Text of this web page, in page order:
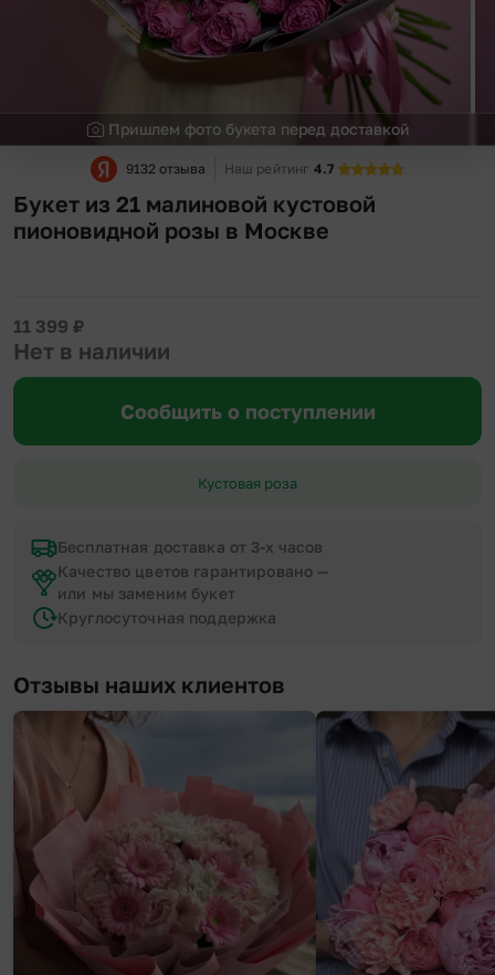
Пришлем фото букета перед доставкой
9132 отзыва Наш рейтинг 4.7
Букет из 21 малиновой кустовой
пионовидной розы в Москве
11 399 ₽
Нет в наличии
Сообщить о поступлении
Кустовая роза
Бесплатная доставка от 3-х часов
Качество цветов гарантировано —
или мы заменим букет
Круглосуточная поддержка
Отзывы наших клиентов